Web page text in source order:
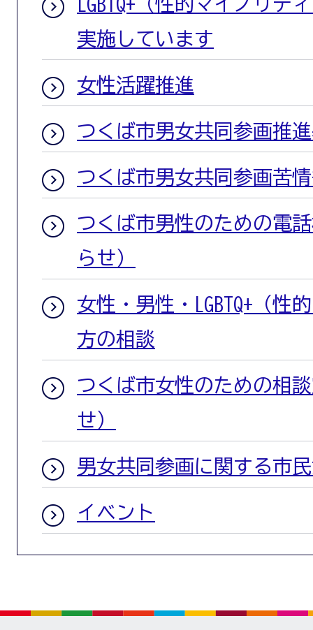
実施しています
女性活躍推進
つくば市男女共同参画推
つくば市男女共同参画苦
つくば市男性のための電
らせ）
女性・男性・LGBTQ+（性
方の相談
つくば市女性のための相
せ）
男女共同参画に関する市
イベント